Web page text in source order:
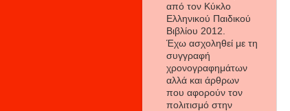
από τον Κύκλο
Ελληνικού Παιδικού
Βιβλίου 2012.
Έχω ασχοληθεί με τη
συγγραφή
χρονογραφημάτων
αλλά και άρθρων
που αφορούν τον
πολιτισμό στην